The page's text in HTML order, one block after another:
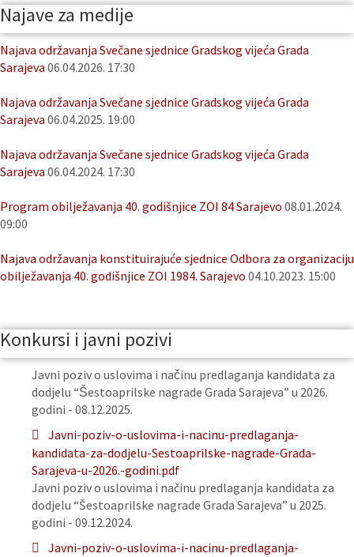
Najave za medije
Najava održavanja Svečane sjednice Gradskog vijeća Grada
Sarajeva 06.04.2026. 17:30
Najava održavanja Svečane sjednice Gradskog vijeća Grada
Sarajeva 06.04.2025. 19:00
Najava održavanja Svečane sjednice Gradskog vijeća Grada
Sarajeva 06.04.2024. 17:30
Program obilježavanja 40. godišnjice ZOI 84 Sarajevo 08.01.2024.
09:00
Najava održavanja konstituirajuće sjednice Odbora za organizaciju
obilježavanja 40. godišnjice ZOI 1984. Sarajevo 04.10.2023. 15:00
Konkursi i javni pozivi
Javni poziv o uslovima i načinu predlaganja kandidata za
dodjelu “Šestoaprilske nagrade Grada Sarajeva” u 2026.
godini - 08.12.2025.
Javni-poziv-o-uslovima-i-nacinu-predlaganja-
kandidata-za-dodjelu-Sestoaprilske-nagrade-Grada-
Sarajeva-u-2026.-godini.pdf
Javni poziv o uslovima i načinu predlaganja kandidata za
dodjelu “Šestoaprilske nagrade Grada Sarajeva” u 2025.
godini - 09.12.2024.
Javni-poziv-o-uslovima-i-nacinu-predlaganja-